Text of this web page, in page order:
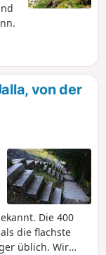
von der
Die 400
die flachste
üblich. Wir